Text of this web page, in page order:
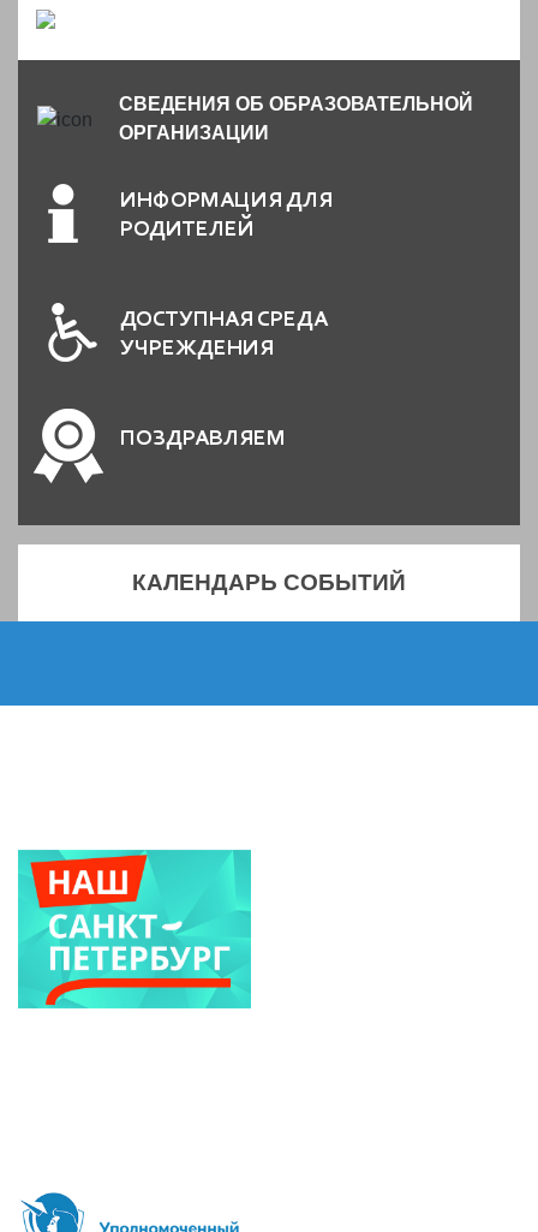
СВЕДЕНИЯ ОБ ОБРАЗОВАТЕЛЬНОЙ
ОРГАНИЗАЦИИ
ИНФОРМАЦИЯ ДЛЯ
РОДИТЕЛЕЙ
ДОСТУПНАЯ СРЕДА
УЧРЕЖДЕНИЯ
ПОЗДРАВЛЯЕМ
КАЛЕНДАРЬ СОБЫТИЙ